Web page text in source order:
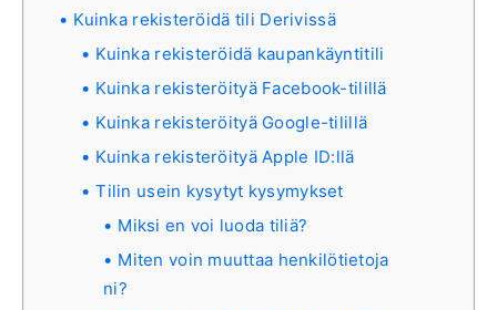
Kuinka rekisteröidä tili Derivissä
Kuinka rekisteröidä kaupankäyntitili
Kuinka rekisteröityä Facebook-tilillä
Kuinka rekisteröityä Google-tilillä
Kuinka rekisteröityä Apple ID:llä
Tilin usein kysytyt kysymykset
Miksi en voi luoda tiliä?
Miten voin muuttaa henkilötietoja
ni?